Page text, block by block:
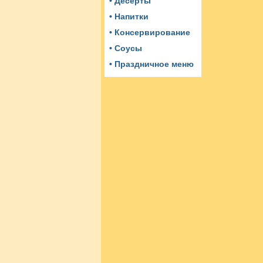
• Напитки
• Консервирование
• Соусы
• Праздничное меню